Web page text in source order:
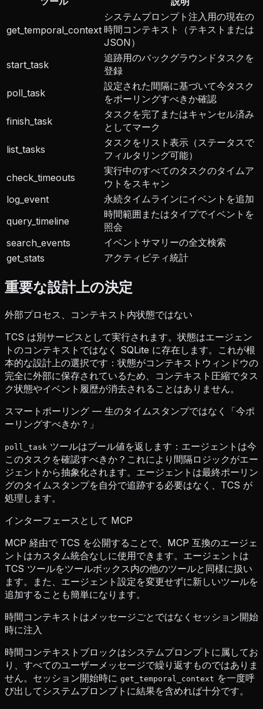
get_temporal_context
システムプロンプト注入用の現在の
時間コンテキスト（テキストまたは
JSON）
start_task
追跡用のバックグラウンドタスクを
登録
poll_task
設定された間隔に基づいて今タスク
をポーリングすべきか確認
finish_task
タスクを完了またはキャンセル済み
としてマーク
list_tasks
タスクをリスト表示（ステータスで
フィルタリング可能）
check_timeouts
実行中のすべてのタスクのタイムア
ウトをスキャン
log_event
永続タイムラインにイベントを追加
query_timeline
時間範囲またはタイプでイベントを
照会
search_events
イベントサマリーの全文検索
get_stats
アクティビティ統計
重要な設計上の決定
外部プロセス、コンテキスト内状態ではない
TCS は別サービスとして実行されます。状態はエージェン
トのコンテキストではなく SQLite に存在します。これが根
本的な設計上の選択です：状態がコンテキストウィンドウの
完全に外部に保存されているため、コンテキスト圧縮でタス
ク状態やイベント履歴が消去されることはありません。
スマートポーリング — 生のタイムスタンプではなく「今ポ
ーリングすべきか？」
poll_task ツールはブール値を返します：エージェントは今
このタスクを確認すべきか？これにより間隔ロジックがエー
ジェントから抽象化されます。エージェントは最終ポーリン
グのタイムスタンプを自分で追跡する必要はなく、TCS が
処理します。
インターフェースとして MCP
MCP 経由で TCS を公開することで、MCP 互換のエージェ
ントはカスタム統合なしに使用できます。エージェントは
TCS ツールをツールボックス内の他のツールと同様に扱い
ます。また、エージェント設定を変更せずに新しいツールを
追加することも簡単になります。
時間コンテキストはメッセージごとではなくセッション開始
時に注入
時間コンテキストブロックはシステムプロンプトに属してお
り、すべてのユーザーメッセージで繰り返すものではありま
せん。セッション開始時に get_temporal_context を一度呼
び出してシステムプロンプトに結果を含めれば十分です。